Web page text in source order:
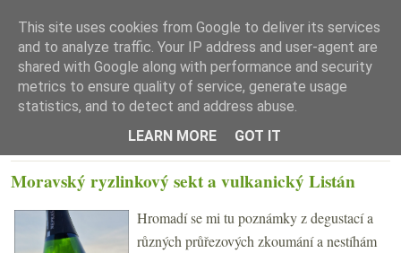
☰ Menu
Moravský ryzlinkový sekt a vulkanický Listán
Hromadí se mi tu poznámky z degustací a
různých průřezových zkoumání a nestíhám
This site uses cookies from Google to deliver its services
and to analyze traffic. Your IP address and user-agent are
shared with Google along with performance and security
metrics to ensure quality of service, generate usage
statistics, and to detect and address abuse.
LEARN MORE
GOT IT